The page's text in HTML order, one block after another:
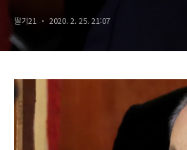
딸기21 2020. 2. 25. 21:07